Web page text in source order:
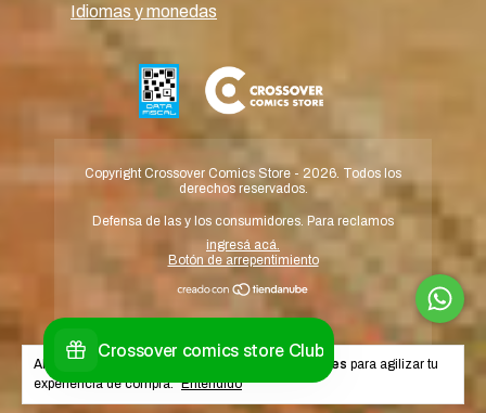
Al navegar por este sitio aceptás el uso de cookies para agilizar tu
experiencia de compra. Entendido
Idiomas y monedas
Copyright Crossover Comics Store - 2026. Todos los
derechos reservados.
Defensa de las y los consumidores. Para reclamos
ingresá acá.
Botón de arrepentimiento